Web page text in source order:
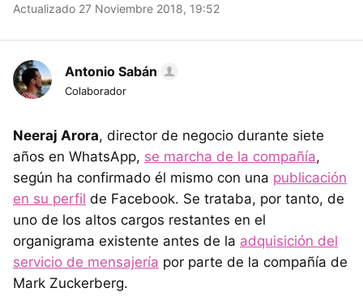
Actualizado 27 Noviembre 2018, 19:52
Antonio Sabán
Colaborador
Neeraj Arora, director de negocio durante siete
años en WhatsApp, se marcha de la compañía,
según ha confirmado él mismo con una publicación
en su perfil de Facebook. Se trataba, por tanto, de
uno de los altos cargos restantes en el
organigrama existente antes de la adquisición del
servicio de mensajería por parte de la compañía de
Mark Zuckerberg.